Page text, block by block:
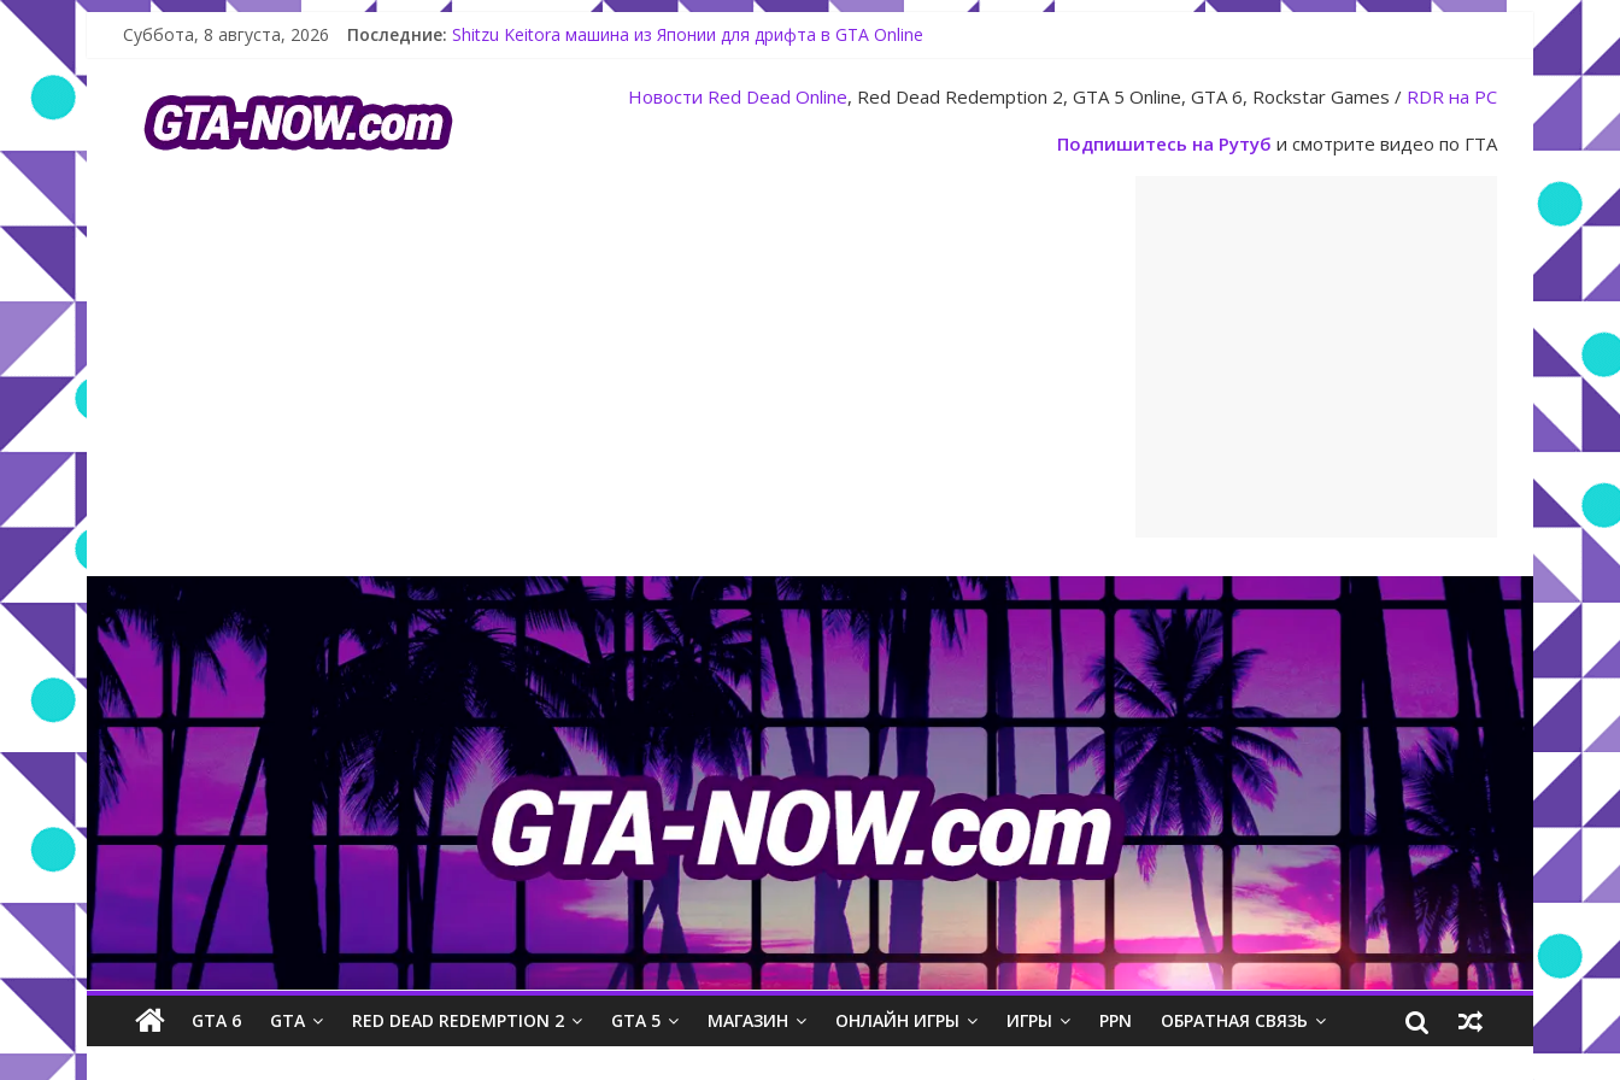
Суббота, 8 августа, 2026 Последние:
Как создать аккаунт Rockstar Games Social Club инструкция
Shitzu Keitora машина из Японии для дрифта в GTA Online
GTA Online: Rockstar запускает программу Fine Art Collector с наградами
Летнее обновление для GTA 5 Online The Kortz Center Heist
Новости Red Dead Online, Red Dead Redemption 2, GTA 5 Online, GTA 6, Rockstar Games / RDR на PC
Подпишитесь на Рутуб и смотрите видео по ГТА
GTA 6 GTA RED DEAD REDEMPTION 2 GTA 5 МАГАЗИН ОНЛАЙН ИГРЫ ИГРЫ PPN ОБРАТНАЯ СВЯЗЬ